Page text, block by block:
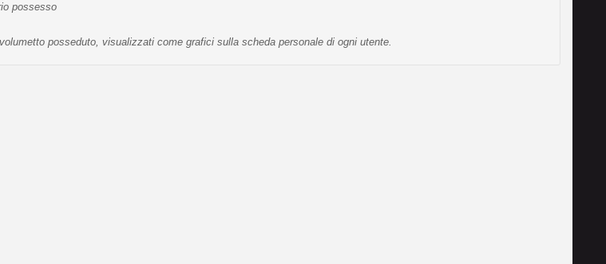
possesso
posseduto, visualizzati come grafici sulla scheda personale di ogni utente.